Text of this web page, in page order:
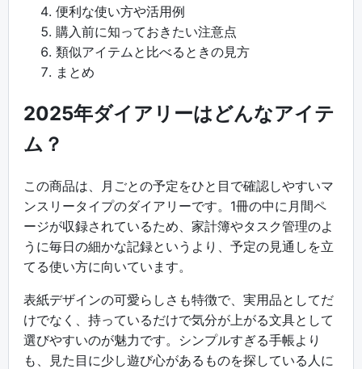
便利な使い方や活用例
購入前に知っておきたい注意点
類似アイテムと比べるときの見方
まとめ
2025年ダイアリーはどんなアイテ
ム？
この商品は、月ごとの予定をひと目で確認しやすいマ
ンスリータイプのダイアリーです。1冊の中に月間ペ
ージが収録されているため、家計簿やタスク管理のよ
うに毎日の細かな記録というより、予定の見通しを立
てる使い方に向いています。
表紙デザインの可愛らしさも特徴で、実用品としてだ
けでなく、持っているだけで気分が上がる文具として
選びやすいのが魅力です。シンプルすぎる手帳より
も、見た目に少し遊び心があるものを探している人に